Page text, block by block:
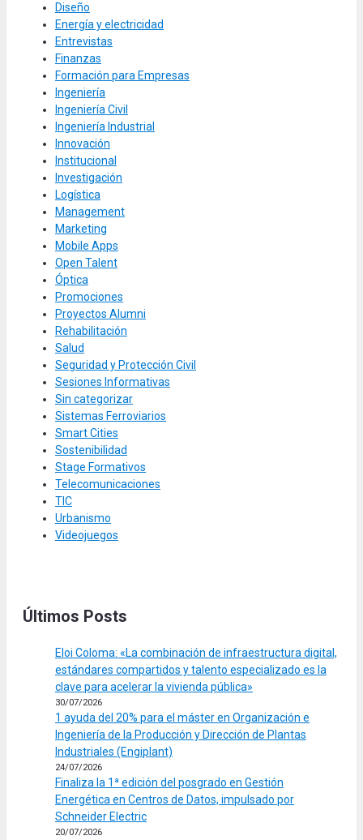
Diseño
Energía y electricidad
Entrevistas
Finanzas
Formación para Empresas
Ingeniería
Ingeniería Civil
Ingeniería Industrial
Innovación
Institucional
Investigación
Logística
Management
Marketing
Mobile Apps
Open Talent
Óptica
Promociones
Proyectos Alumni
Rehabilitación
Salud
Seguridad y Protección Civil
Sesiones Informativas
Sin categorizar
Sistemas Ferroviarios
Smart Cities
Sostenibilidad
Stage Formativos
Telecomunicaciones
TIC
Urbanismo
Videojuegos
Últimos Posts
Eloi Coloma: «La combinación de infraestructura digital,
estándares compartidos y talento especializado es la
clave para acelerar la vivienda pública»
30/07/2026
1 ayuda del 20% para el máster en Organización e
Ingeniería de la Producción y Dirección de Plantas
Industriales (Engiplant)
24/07/2026
Finaliza la 1ª edición del posgrado en Gestión
Energética en Centros de Datos, impulsado por
Schneider Electric
20/07/2026